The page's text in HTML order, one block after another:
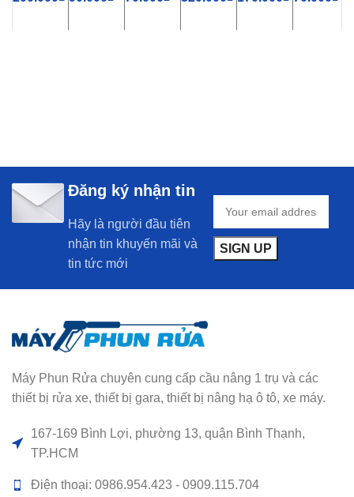
Đăng ký nhận tin
Hãy là người đầu tiên
nhận tin khuyến mãi và
tin tức mới
Máy Phun Rửa chuyên cung cấp cầu nâng 1 trụ và các
thiết bị rửa xe, thiết bị gara, thiết bị nâng hạ ô tô, xe máy.
167-169 Bình Lợi, phường 13, quận Bình Thạnh,
TP.HCM
Điện thoại: 0986.954.423 - 0909.115.704